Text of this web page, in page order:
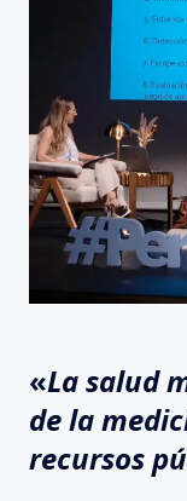
«La salud
de la
recursos